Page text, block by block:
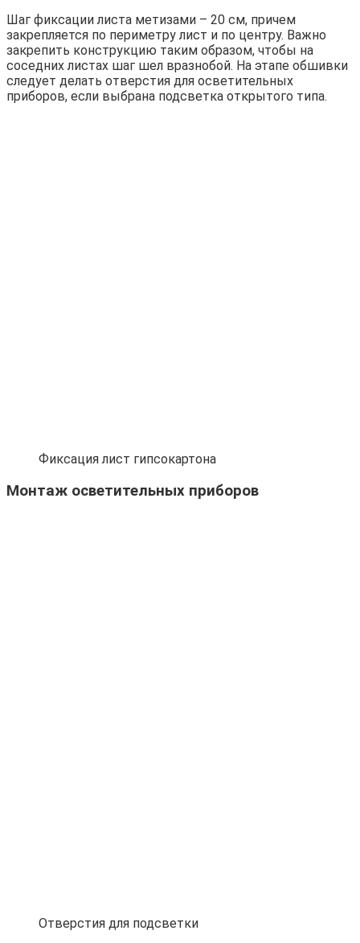
Шаг фиксации листа метизами – 20 см, причем
закрепляется по периметру лист и по центру. Важно
закрепить конструкцию таким образом, чтобы на
соседних листах шаг шел вразнобой. На этапе обшивки
следует делать отверстия для осветительных
приборов, если выбрана подсветка открытого типа.
Фиксация лист гипсокартона
Монтаж осветительных приборов
Отверстия для подсветки